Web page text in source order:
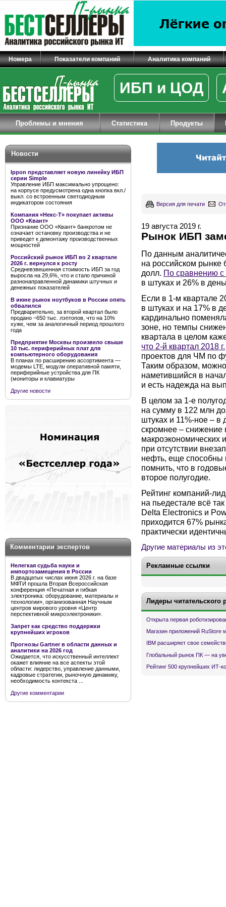
Номера Показатели компаний Аналитика компаний
ИБП и ЦОД
Проблемы и мнения Статистика Продукты
Новости
Ippon представляет новую линейку ИБП
серии Simple
Управление ИБП максимально упрощено:
на корпусе предусмотрена одна кнопка вкл./
выкл. со встроенным светодиодным
индикатором состояния
Компания «Некс-Т» покупает активы
ООО «Квант»
Признание ООО «Квант» банкротом не
означает остановку производства и не
приведет к демонтажу производственных
мощностей
Российский рынок ИБП во 2 квартале
2026 г. вернулся к росту
Средневзвешенная стоимость ИБП за год
выросла на 29,6%, что и стало причиной
разнонаправленной динамики штучных и
денежных показателей
В июне рынок ноутбуков в России опять
обвалился
Предварительно, за второй квартал было
продано ~650 тыс. лэптопов, что на 10%
хуже, чем за аналогичный период прошлого
года
Предприятие Москвы произвело свыше
10 тыс. периферийных плат для
компьютерного оборудования
В планах по расширению ассортимента —
модемы LTE, модули оперативной памяти,
периферийные устройства для ПК
(мониторы и клавиатуры
Другие новости
Комментарии экспертов
Нелегкая судьба науки и
импортозамещения в России
В двадцатых числах июня 2026 г. на базе
МФТИ прошла Вторая Всероссийская
конференция «Печатная и гибкая
электроника: оборудование, материалы и
технологии», организованная Научным
центров мирового уровня «Центр
перспективной микроэлектроники».
Запрет как средство поддержки
крупнейших игроков
Прогнозы Gartner в области данных и
аналитики на 2026 год
Ожидается, что искусственный интеллект
окажет влияние на все аспекты этой
области: лидерство, управление данными,
кадровые стратегии, рыночную динамику,
необходимость контекста ...
Другие комментарии
Версия для печати
19 августа 2019 г.
Рынок ИБП
По данным
на российском
долл. По сравнению
в штуках и 26% в
Если в 1-м квартале
в штуках и на 17% в
кардинально
зоне, но темпы
квартала в целом
что 2-й квартал 2018 г.
проектов для ЧМ по
Таким образом,
наметившийся в
и есть надежда на
В целом за 1-е
на сумму в 122 млн
штуках и 11%-ное – в
скромнее – снижение
макроэкономических
при отсутствии
нефть, еще способны
помнить, что в
второе полугодие.
Рейтинг компаний-
на пьедестале всё
Delta Electronics и
приходится 67%
практически
Другие материалы из
Рекламные ссылки
Лидеры читательского
Открыта первая
Магазин приложений RuStore
IBM расширяет свое
Глобальный рынок ПК — на
Рейтинг 500 крупнейших ИТ-